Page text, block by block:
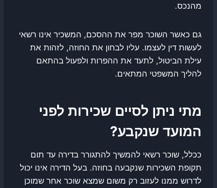
מהנכס.
גם כאשר השוכר מפר את ההסכם, המשכיר אינו רשאי
לעשות דין לעצמו. עליו לבחון את החוזה, לזהות את
עילת הביטול, לתעד את ההפרות ולפעול בהתאם
להליך המשפטי המתאים.
מתי ניתן לסיים שכירות לפני
המועד שנקבע?
ככלל, שוכר רשאי להמשיך להתגורר בדירה עד תום
תקופת השכירות שנקבעה בחוזה. בעל הדירה אינו יכול
לדרוש ממנו לעזוב רק משום שמצא שוכר אחר שמוכן